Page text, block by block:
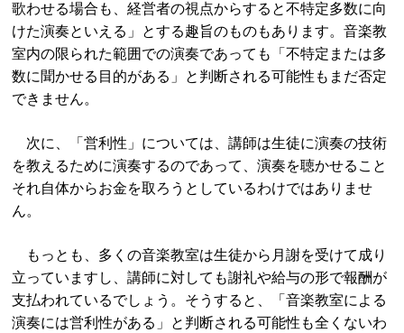
歌わせる場合も、経営者の視点からすると不特定多数に向
けた演奏といえる」とする趣旨のものもあります。音楽教
室内の限られた範囲での演奏であっても「不特定または多
数に聞かせる目的がある」と判断される可能性もまだ否定
できません。
次に、「営利性」については、講師は生徒に演奏の技術
を教えるために演奏するのであって、演奏を聴かせること
それ自体からお金を取ろうとしているわけではありませ
ん。
もっとも、多くの音楽教室は生徒から月謝を受けて成り
立っていますし、講師に対しても謝礼や給与の形で報酬が
支払われているでしょう。そうすると、「音楽教室による
演奏には営利性がある」と判断される可能性も全くないわ